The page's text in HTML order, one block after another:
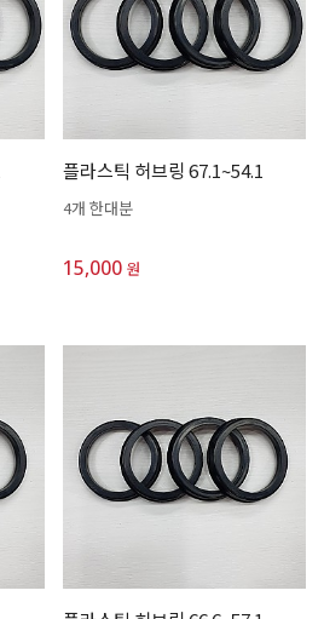
플라스틱 허브링 67.1~54.1
4개 한대분
15,000 원